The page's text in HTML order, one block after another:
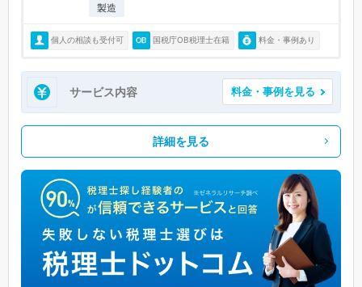
製造
個人の相談も受付可 国税庁OB税理士在籍 料金・事例あり
サービス内容 料金・事例を見る
詳細を見る